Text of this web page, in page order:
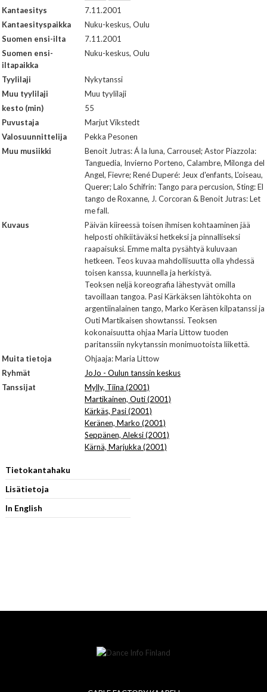
Kantaesitys
7.11.2001
Kantaesityspaikka
Nuku-keskus, Oulu
Suomen ensi-ilta
7.11.2001
Suomen ensi-
iltapaikka
Nuku-keskus, Oulu
Tyylilaji
Nykytanssi
Muu tyylilaji
Muu tyylilaji
kesto (min)
55
Puvustaja
Marjut Vikstedt
Valosuunnittelija
Pekka Pesonen
Muu musiikki
Benoit Jutras: Á la luna, Carrousel; Astor Piazzola:
Tanguedia, Invierno Porteno, Calambre, Milonga del
Angel, Fievre; René Duperé: Jeux d'enfants, L'oiseau,
Querer; Lalo Schifrin: Tango para percusion, Sting: El
tango de Roxanne, J. Corcoran & Benoit Jutras: Let
me fall.
Kuvaus
Päivän kiireessä toisen ihmisen kohtaaminen jää
helposti ohikiitäväksi hetkeksi ja pinnalliseksi
raapaisuksi. Emme malta pysähtyä kuluvaan
hetkeen. Teos kuvaa mahdollisuutta olla yhdessä
toisen kanssa, kuunnella ja herkistyä.
Teoksen neljä koreografia lähestyvät omilla
tavoillaan tangoa. Pasi Kärkäksen lähtökohta on
argentiinalainen tango, Marko Keräsen kilpatanssi ja
Outi Martikaisen showtanssi. Teoksen
kokonaisuutta ohjaa Maria Littow tuoden
paritanssiin nykytanssin monimuotoista liikettä.
Muita tietoja
Ohjaaja: Maria Littow
Ryhmät
JoJo - Oulun tanssin keskus
Tanssijat
Mylly, Tiina (2001)
Martikainen, Outi (2001)
Kärkäs, Pasi (2001)
Keränen, Marko (2001)
Seppänen, Aleksi (2001)
Kärnä, Marjukka (2001)
Tietokantahaku
Lisätietoja
In English